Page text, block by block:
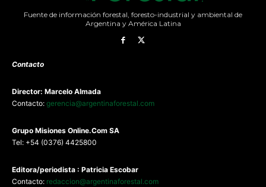
Fuente de información forestal, foresto-industrial y ambiental de
Argentina y América Latina
Contacto
Director: Marcelo Almada
Contacto: gerencia@argentinaforestal.com
Grupo Misiones Online.Com SA
Tel: +54 (0376) 4425800
Editora/periodista : Patricia Escobar
Contacto: redaccion@argentinaforestal.com